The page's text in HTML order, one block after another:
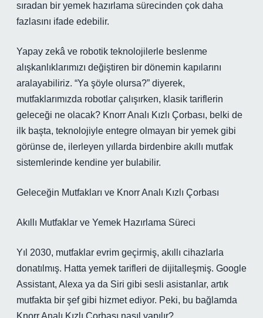
sıradan bir yemek hazırlama sürecinden çok daha
fazlasını ifade edebilir.
Yapay zekâ ve robotik teknolojilerle beslenme
alışkanlıklarımızı değiştiren bir dönemin kapılarını
aralayabiliriz. “Ya şöyle olursa?” diyerek,
mutfaklarımızda robotlar çalışırken, klasik tariflerin
geleceği ne olacak? Knorr Analı Kızlı Çorbası, belki de
ilk başta, teknolojiyle entegre olmayan bir yemek gibi
görünse de, ilerleyen yıllarda birdenbire akıllı mutfak
sistemlerinde kendine yer bulabilir.
Geleceğin Mutfakları ve Knorr Analı Kızlı Çorbası
Akıllı Mutfaklar ve Yemek Hazırlama Süreci
Yıl 2030, mutfaklar evrim geçirmiş, akıllı cihazlarla
donatılmış. Hatta yemek tarifleri de dijitalleşmiş. Google
Assistant, Alexa ya da Siri gibi sesli asistanlar, artık
mutfakta bir şef gibi hizmet ediyor. Peki, bu bağlamda
Knorr Analı Kızlı Çorbası nasıl yapılır?